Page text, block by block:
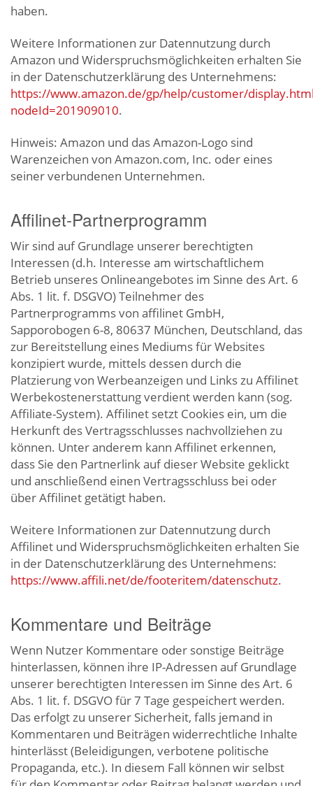
haben.
Weitere Informationen zur Datennutzung durch
Amazon und Widerspruchsmöglichkeiten erhalten Sie
in der Datenschutzerklärung des Unternehmens:
https://www.amazon.de/gp/help/customer/
nodeId=201909010.
Hinweis: Amazon und das Amazon-Logo sind
Warenzeichen von Amazon.com, Inc. oder eines
seiner verbundenen Unternehmen.
Affilinet-Partnerprogramm
Wir sind auf Grundlage unserer berechtigten
Interessen (d.h. Interesse am wirtschaftlichem
Betrieb unseres Onlineangebotes im Sinne des Art. 6
Abs. 1 lit. f. DSGVO) Teilnehmer des
Partnerprogramms von affilinet GmbH,
Sapporobogen 6-8, 80637 München, Deutschland, das
zur Bereitstellung eines Mediums für Websites
konzipiert wurde, mittels dessen durch die
Platzierung von Werbeanzeigen und Links zu Affilinet
Werbekostenerstattung verdient werden kann (sog.
Affiliate-System). Affilinet setzt Cookies ein, um die
Herkunft des Vertragsschlusses nachvollziehen zu
können. Unter anderem kann Affilinet erkennen,
dass Sie den Partnerlink auf dieser Website geklickt
und anschließend einen Vertragsschluss bei oder
über Affilinet getätigt haben.
Weitere Informationen zur Datennutzung durch
Affilinet und Widerspruchsmöglichkeiten erhalten Sie
in der Datenschutzerklärung des Unternehmens:
https://www.affili.net/de/footeritem/datenschutz.
Kommentare und Beiträge
Wenn Nutzer Kommentare oder sonstige Beiträge
hinterlassen, können ihre IP-Adressen auf Grundlage
unserer berechtigten Interessen im Sinne des Art. 6
Abs. 1 lit. f. DSGVO für 7 Tage gespeichert werden.
Das erfolgt zu unserer Sicherheit, falls jemand in
Kommentaren und Beiträgen widerrechtliche Inhalte
hinterlässt (Beleidigungen, verbotene politische
Propaganda, etc.). In diesem Fall können wir selbst